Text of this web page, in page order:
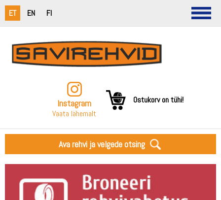
ET EN FI
Instagram
Vaata lähemalt
Ostukorv on tühi!
Ava rehvi ja velgede otsing